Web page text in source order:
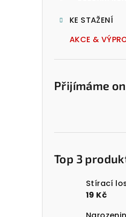
KE STAŽENÍ
AKCE &
Přijímáme
Top 3
Stírací
19 Kč